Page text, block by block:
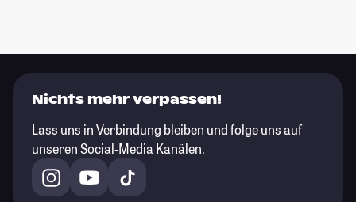
Nichts mehr verpassen!
Lass uns in Verbindung bleiben und folge uns auf
unseren Social-Media Kanälen.